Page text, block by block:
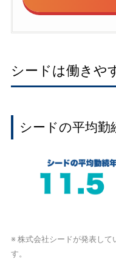
シードは働きや
シードの平均勤
※ 株式会社シードが発表して
す。